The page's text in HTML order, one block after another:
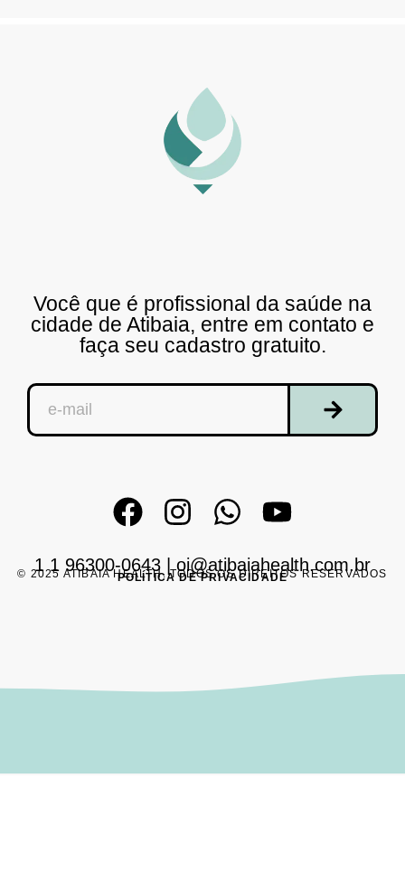
Você que é profissional da saúde na
cidade de Atibaia, entre em contato e
faça seu cadastro gratuito.
1 1 96300-0643 |oi@atibaiahealth.com.br
© 2025 ATIBAIA HEALTH. TODOS OS DIREITOS RESERVADOS
POLÍTICA DE PRIVACIDADE